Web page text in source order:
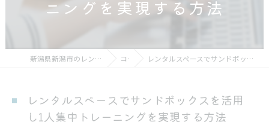
ニングを実現する方法
新潟県新潟市のレンタルスペースならにじいろリズム コラム レンタルスペースでサンドボックスを活用し1人集中トレーニングを実現する方法
レンタルスペースでサンドボックスを活用
し1人集中トレーニングを実現する方法